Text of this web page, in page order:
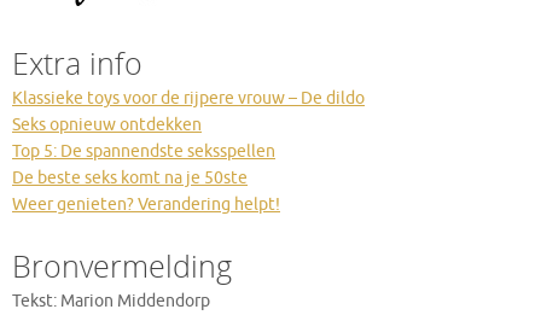
Extra info
Klassieke toys voor de rijpere vrouw – De dildo
Seks opnieuw ontdekken
Top 5: De spannendste seksspellen
De beste seks komt na je 50ste
Weer genieten? Verandering helpt!
Bronvermelding
Tekst: Marion Middendorp